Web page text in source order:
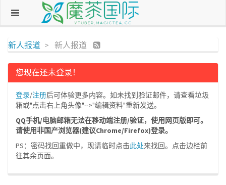
新人报道 新人报道
您现在还未登录！
登录/注册后可体验更多内容。如未找到验证邮件，请查看垃圾
箱或"点击右上角头像"-->"编辑资料"重新发送。
QQ手机/电脑邮箱无法在移动端注册/验证，使用网页版即可。
请使用非国产浏览器(建议Chrome/Firefox)登录。
PS：密码找回重做中，现请临时点击此处来找回。点击边栏前
往其余页面。